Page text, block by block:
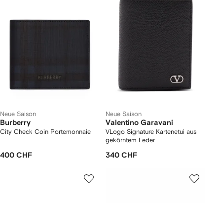
Neue Saison
Burberry
City Check Coin Portemonnaie
400 CHF
Neue Saison
Valentino Garavani
VLogo Signature Kartenetui aus
gekörntem Leder
340 CHF